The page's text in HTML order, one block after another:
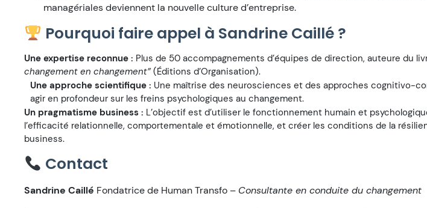
managériales deviennent la nouvelle culture d’entreprise.
Pourquoi faire appel à Sandrine Caillé ?
Une expertise reconnue : Plus de 50 accompagnements d’équipes de direction, auteure du
changement en changement”(Éditions d’Organisation).
Une approche scientifique : Une maîtrise des neurosciences et des approches cognitivo-
agir en profondeur sur les freins psychologiques au changement.
Un pragmatisme business : L’objectif est d’utiliser le fonctionnement humain et
l’efficacité relationnelle, comportementale et émotionnelle, et créer les conditions de la
business.
Contact
Sandrine Caillé Fondatrice de Human Transfo – Consultante en conduite du changement